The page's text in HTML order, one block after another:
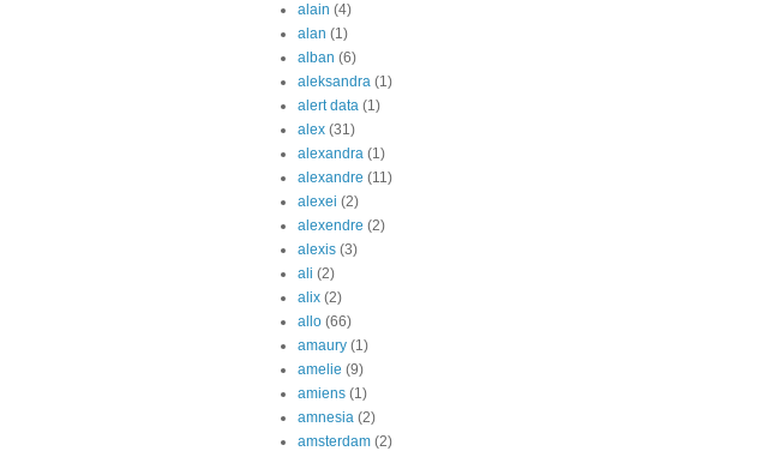
alain (4)
alan (1)
alban (6)
aleksandra (1)
alert data (1)
alex (31)
alexandra (1)
alexandre (11)
alexei (2)
alexendre (2)
alexis (3)
ali (2)
alix (2)
allo (66)
amaury (1)
amelie (9)
amiens (1)
amnesia (2)
amsterdam (2)